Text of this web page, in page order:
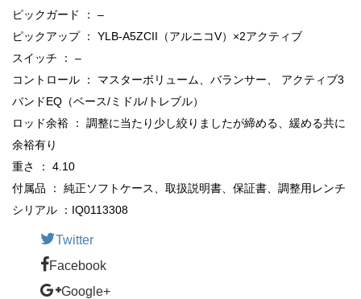
ピックガード ： –
ピックアップ ： YLB-A5ZCII（アルニコV）×2アクティブ
スイッチ ： –
コントロール ： マスターボリューム、バランサー、 アクティブ3
バンドEQ（ベース/ミドル/トレブル）
ロッド余裕 ： 調整に当たり少し絞りましたが締める、緩める共に
余裕有り
重さ ： 4.10
付属品 ： 純正ソフトケース、取扱説明書、保証書、調整用レンチ
シリアル ：IQ0113308
Twitter
Facebook
Google+